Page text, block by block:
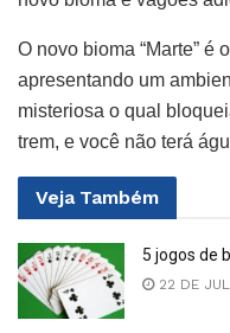
O novo bioma “Marte” é
apresentando um
misteriosa o qual
trem, e você não terá
Veja Também
5 jogos de
22 DE